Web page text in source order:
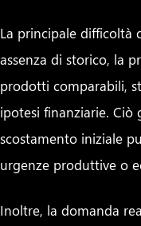
La principale difficoltà
assenza di storico, la
prodotti comparabili,
ipotesi finanziarie. Ciò
scostamento iniziale
urgenze produttive o
Inoltre, la domanda